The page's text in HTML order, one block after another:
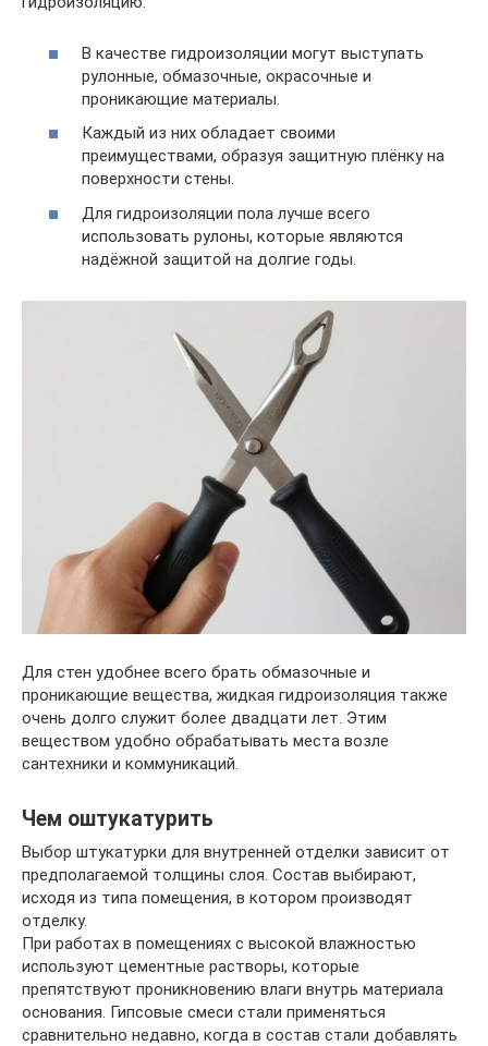
В качестве гидроизоляции могут выступать
рулонные, обмазочные, окрасочные и
проникающие материалы.
Каждый из них обладает своими
преимуществами, образуя защитную плёнку на
поверхности стены.
Для гидроизоляции пола лучше всего
использовать рулоны, которые являются
надёжной защитой на долгие годы.
Для стен удобнее всего брать обмазочные и
проникающие вещества, жидкая гидроизоляция также
очень долго служит более двадцати лет. Этим
веществом удобно обрабатывать места возле
сантехники и коммуникаций.
Чем оштукатурить
Выбор штукатурки для внутренней отделки зависит от
предполагаемой толщины слоя. Состав выбирают,
исходя из типа помещения, в котором производят
отделку.
При работах в помещениях с высокой влажностью
используют цементные растворы, которые
препятствуют проникновению влаги внутрь материала
основания. Гипсовые смеси стали применяться
сравнительно недавно, когда в состав стали добавлять